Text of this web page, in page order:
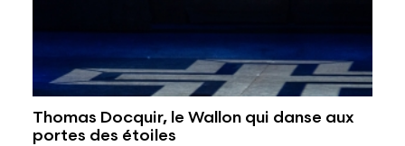
Thomas Docquir, le Wallon qui danse aux
portes des étoiles